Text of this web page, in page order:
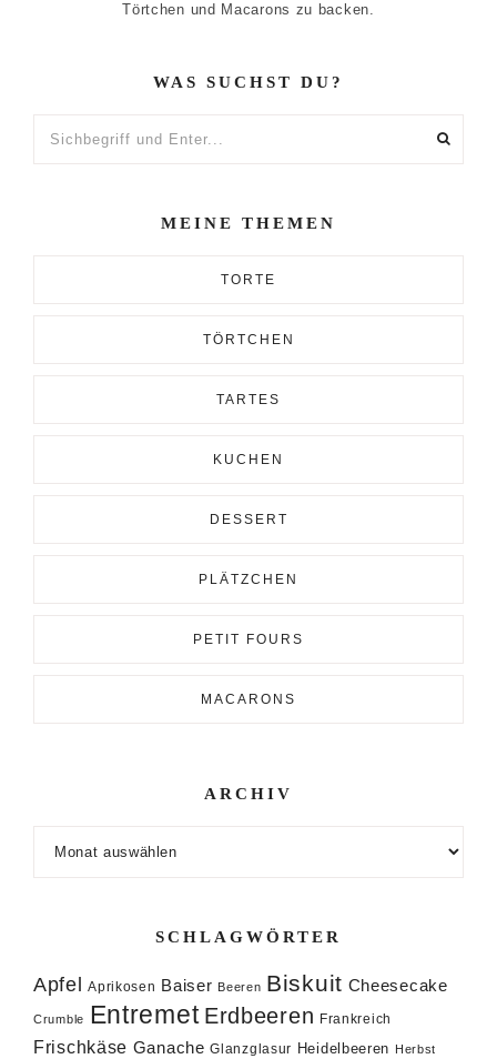
Törtchen und Macarons zu backen.
WAS SUCHST DU?
MEINE THEMEN
TORTE
TÖRTCHEN
TARTES
KUCHEN
DESSERT
PLÄTZCHEN
PETIT FOURS
MACARONS
ARCHIV
SCHLAGWÖRTER
Apfel Aprikosen Baiser Beeren Biskuit Cheesecake
Crumble Entremet Erdbeeren Frankreich
Frischkäse Ganache Glanzglasur Heidelbeeren Herbst